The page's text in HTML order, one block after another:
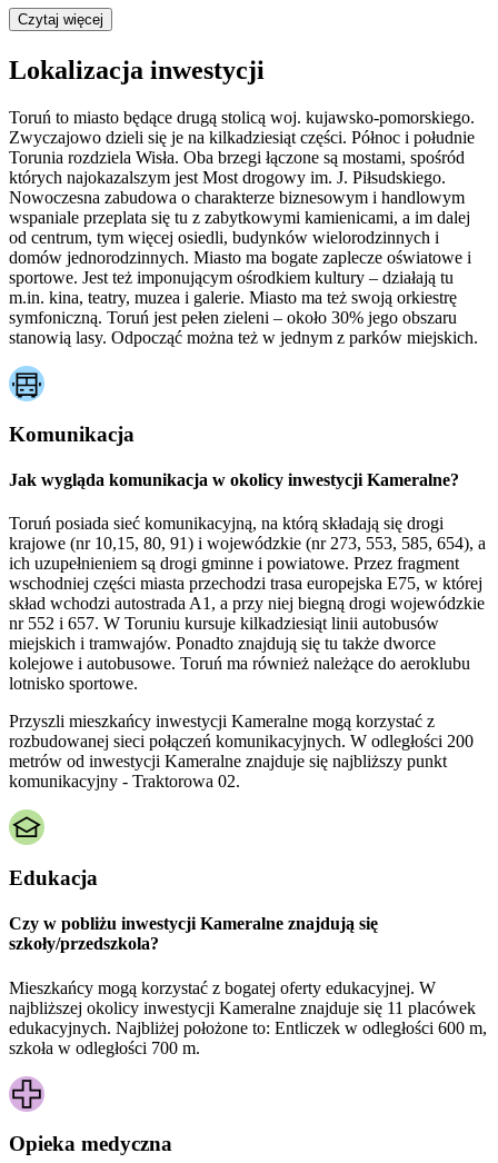
Czytaj więcej
Lokalizacja inwestycji
Toruń to miasto będące drugą stolicą woj. kujawsko-pomorskiego.
Zwyczajowo dzieli się je na kilkadziesiąt części. Północ i południe
Torunia rozdziela Wisła. Oba brzegi łączone są mostami, spośród
których najokazalszym jest Most drogowy im. J. Piłsudskiego.
Nowoczesna zabudowa o charakterze biznesowym i handlowym
wspaniale przeplata się tu z zabytkowymi kamienicami, a im dalej
od centrum, tym więcej osiedli, budynków wielorodzinnych i
domów jednorodzinnych. Miasto ma bogate zaplecze oświatowe i
sportowe. Jest też imponującym ośrodkiem kultury – działają tu
m.in. kina, teatry, muzea i galerie. Miasto ma też swoją orkiestrę
symfoniczną. Toruń jest pełen zieleni – około 30% jego obszaru
stanowią lasy. Odpocząć można też w jednym z parków miejskich.
Komunikacja
Jak wygląda komunikacja w okolicy inwestycji Kameralne?
Toruń posiada sieć komunikacyjną, na którą składają się drogi
krajowe (nr 10,15, 80, 91) i wojewódzkie (nr 273, 553, 585, 654), a
ich uzupełnieniem są drogi gminne i powiatowe. Przez fragment
wschodniej części miasta przechodzi trasa europejska E75, w której
skład wchodzi autostrada A1, a przy niej biegną drogi wojewódzkie
nr 552 i 657. W Toruniu kursuje kilkadziesiąt linii autobusów
miejskich i tramwajów. Ponadto znajdują się tu także dworce
kolejowe i autobusowe. Toruń ma również należące do aeroklubu
lotnisko sportowe.
Przyszli mieszkańcy inwestycji Kameralne mogą korzystać z
rozbudowanej sieci połączeń komunikacyjnych. W odległości 200
metrów od inwestycji Kameralne znajduje się najbliższy punkt
komunikacyjny - Traktorowa 02.
Edukacja
Czy w pobliżu inwestycji Kameralne znajdują się
szkoły/przedszkola?
Mieszkańcy mogą korzystać z bogatej oferty edukacyjnej. W
najbliższej okolicy inwestycji Kameralne znajduje się 11 placówek
edukacyjnych. Najbliżej położone to: Entliczek w odległości 600 m,
szkoła w odległości 700 m.
Opieka medyczna